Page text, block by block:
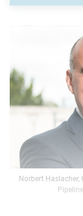
Norbert Haslacher,